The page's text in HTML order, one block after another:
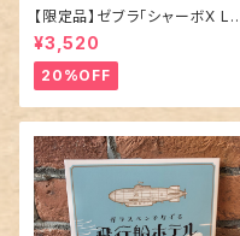
【限定品】ゼブラ「シャーボX LT
3 限定ニュアンスカラー」多機能
ペン／全4種
¥3,520
20%OFF